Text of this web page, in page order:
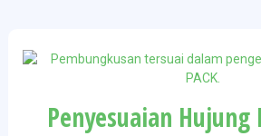
Penyesuaian Hujung